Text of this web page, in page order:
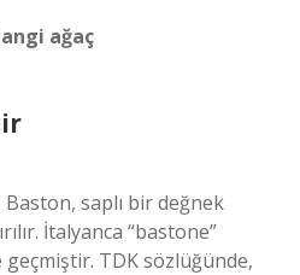
ağaç
saplı bir değnek
İtalyanca “bastone”
TDK sözlüğünde,